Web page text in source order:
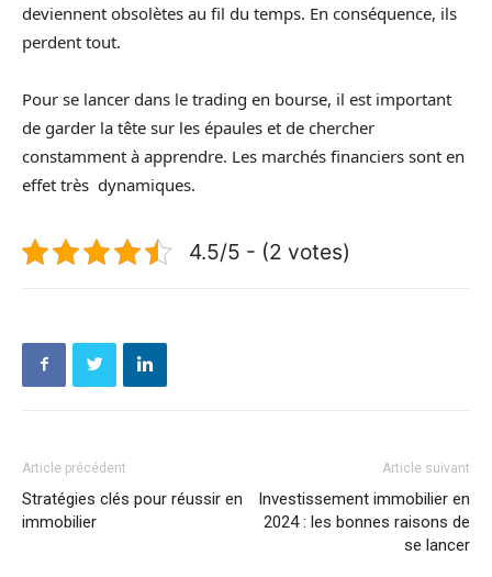
deviennent obsolètes au fil du temps. En conséquence, ils
perdent tout.
Pour se lancer dans le trading en bourse, il est important
de garder la tête sur les épaules et de chercher
constamment à apprendre. Les marchés financiers sont en
effet très dynamiques.
4.5/5 - (2 votes)
Article précédent
Stratégies clés pour réussir en
immobilier
Article suivant
Investissement immobilier en
2024 : les bonnes raisons de
se lancer